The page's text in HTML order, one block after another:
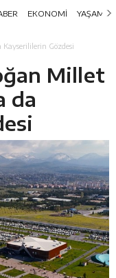
EKONOMİ YAŞAM
Gözdesi
Millet
da